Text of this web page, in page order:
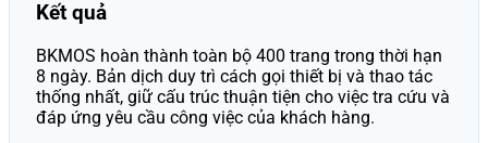
Kết quả
BKMOS hoàn thành toàn bộ 400 trang trong thời hạn
8 ngày. Bản dịch duy trì cách gọi thiết bị và thao tác
thống nhất, giữ cấu trúc thuận tiện cho việc tra cứu và
đáp ứng yêu cầu công việc của khách hàng.